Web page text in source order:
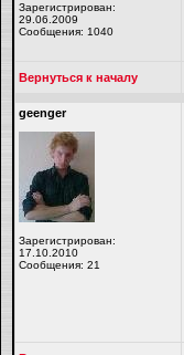
Зарегистрирован:
29.06.2009
Сообщения: 1040
Вернуться к началу
geenger
Зарегистрирован:
17.10.2010
Сообщения: 21